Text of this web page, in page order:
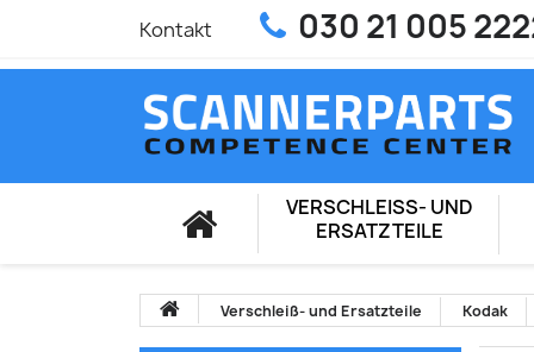
Kontakt 030 21 005
VERSCHLEISS- UND E
RSATZTEILE
Verschleiß- und Ersatzteile Kodak